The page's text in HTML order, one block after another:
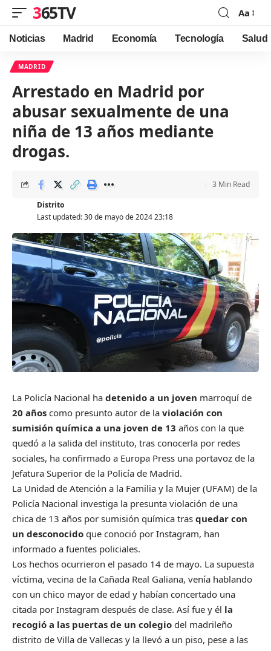
365TV
Font
Resizer
Aa
Noticias Madrid Economía Tecnología Salud
MADRID
Arrestado en Madrid por
abusar sexualmente de una
niña de 13 años mediante
drogas.
Last updated: 30 de mayo de 2024 23:18
Distrito
3 Min Read
La Policía Nacional ha detenido a un joven marroquí de
20 años como presunto autor de la violación con
sumisión química a una joven de 13 años con la que
quedó a la salida del instituto, tras conocerla por redes
sociales, ha confirmado a Europa Press una portavoz de la
Jefatura Superior de la Policía de Madrid.
La Unidad de Atención a la Familia y la Mujer (UFAM) de la
Policía Nacional investiga la presunta violación de una
chica de 13 años por sumisión química tras quedar con
un desconocido que conoció por Instagram, han
informado a fuentes policiales.
Los hechos ocurrieron el pasado 14 de mayo. La supuesta
víctima, vecina de la Cañada Real Galiana, venía hablando
con un chico mayor de edad y habían concertado una
citada por Instagram después de clase. Así fue y él la
recogió a las puertas de un colegio del madrileño
distrito de Villa de Vallecas y la llevó a un piso, pese a las